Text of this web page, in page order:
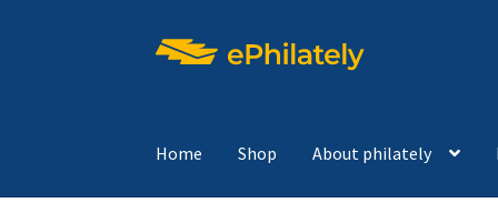
Skip
Skip
Home Shop About philately